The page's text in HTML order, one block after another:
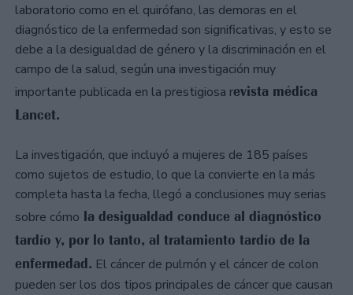
laboratorio como en el quirófano, las demoras en el
diagnóstico de la enfermedad son significativas, y esto se
debe a la desigualdad de género y la discriminación en el
campo de la salud, según una investigación muy
importante publicada en la prestigiosa revista médica
Lancet.
La investigación, que incluyó a mujeres de 185 países
como sujetos de estudio, lo que la convierte en la más
completa hasta la fecha, llegó a conclusiones muy serias
sobre cómo la desigualdad conduce al diagnóstico
tardío y, por lo tanto, al tratamiento tardío de la
enfermedad. El cáncer de pulmón y el cáncer de colon
pueden ser los dos tipos principales de cáncer que causan